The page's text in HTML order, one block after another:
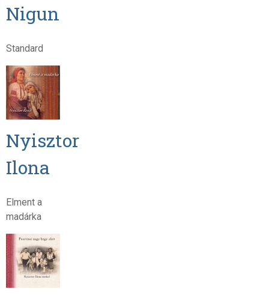
Nigun
Standard
Nyisztor
Ilona
Elment a
madárka